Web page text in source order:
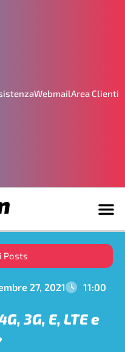
WebmailArea Clienti
Posts
27, 2021 11:00
3G, E, LTE e